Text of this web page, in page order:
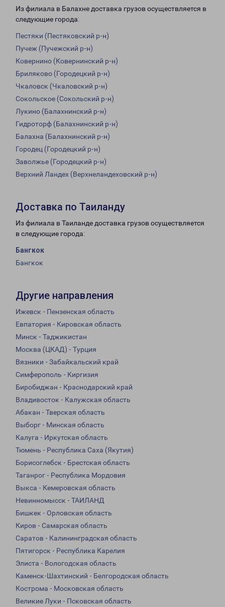
Из филиала в Балахне доставка грузов осуществляется в
следующие города:
Пестяки (Пестяковский р-н)
Пучеж (Пучежский р-н)
Ковернино (Ковернинский р-н)
Бриляково (Городецкий р-н)
Чкаловск (Чкаловский р-н)
Сокольское (Сокольский р-н)
Лукино (Балахнинский р-н)
Гидроторф (Балахнинский р-н)
Балахна (Балахнинский р-н)
Городец (Городецкий р-н)
Заволжье (Городецкий р-н)
Верхний Ландех (Верхнеландеховский р-н)
Доставка по Таиланду
Из филиала в Таиланде доставка грузов осуществляется
в следующие города:
Бангкок
Бангкок
Другие направления
Ижевск - Пензенская область
Евпатория - Кировская область
Минск - Таджикистан
Москва (ЦКАД) - Турция
Вязники - Забайкальский край
Симферополь - Киргизия
Биробиджан - Краснодарский край
Владивосток - Калужская область
Абакан - Тверская область
Выборг - Минская область
Калуга - Иркутская область
Тюмень - Республика Саха (Якутия)
Борисоглебск - Брестская область
Таганрог - Республика Мордовия
Выкса - Кемеровская область
Невинномысск - ТАИЛАНД
Бишкек - Орловская область
Киров - Самарская область
Саратов - Калининградская область
Пятигорск - Республика Карелия
Элиста - Вологодская область
Каменск-Шахтинский - Белгородская область
Кострома - Московская область
Великие Луки - Псковская область